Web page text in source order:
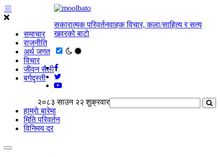
समाचार
राजनीति
अर्थ जगत
विचार
जीवन सैली
बर्गदृस्ती
सकारात्मक परिवर्तनवाहक विचार, कला/साहित्य र सत्य
खवरको बाटाे
२०८३ साउन २२ शुक्रवार
हाम्राे बारेमा
मिति परिवर्तन
विनिमय दर